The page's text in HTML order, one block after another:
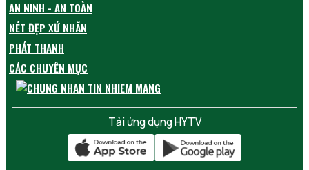
AN NINH - AN TOÀN
NÉT ĐẸP XỨ NHÃN
PHÁT THANH
CÁC CHUYÊN MỤC
Tải ứng dụng HYTV